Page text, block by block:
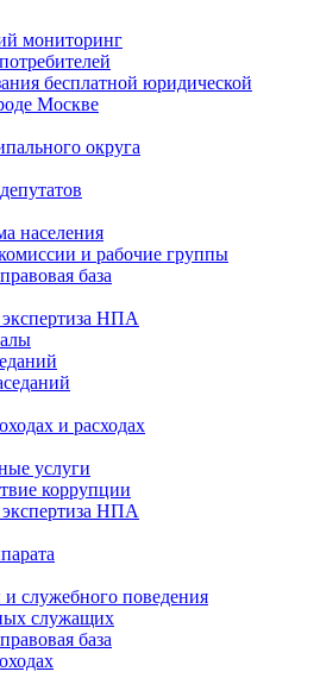
мониторинг
бесплатной юридической
Москве
округа
населения
и рабочие группы
база
НПА
и расходах
услуги
коррупции
НПА
и служебного поведения
служащих
база